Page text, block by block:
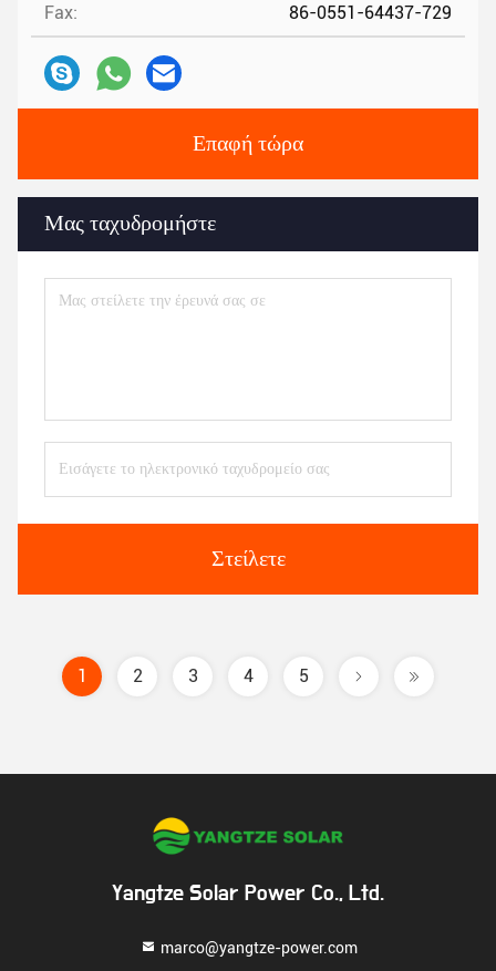
Fax: 86-0551-64437-729
Επαφή τώρα
Μας ταχυδρομήστε
Στείλετε
1 2 3 4 5
Yangtze Solar Power Co., Ltd.
marco@yangtze-power.com